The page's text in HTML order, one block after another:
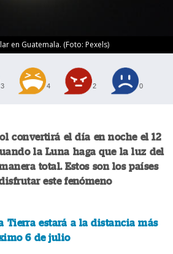
en Guatemala. (Foto: Pexels)
3 4 2 0
convertirá el día en noche el 12
la Luna haga que la luz del
total. Estos son los países
este fenómeno
Tierra estará a la distancia más
6 de julio